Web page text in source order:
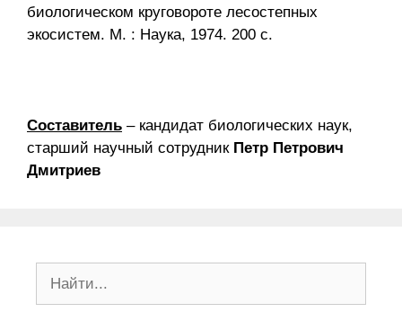
биологическом круговороте лесостепных
экосистем. М. : Наука, 1974. 200 с.
Составитель – кандидат биологических наук,
старший научный сотрудник Петр Петрович
Дмитриев
Поиск: